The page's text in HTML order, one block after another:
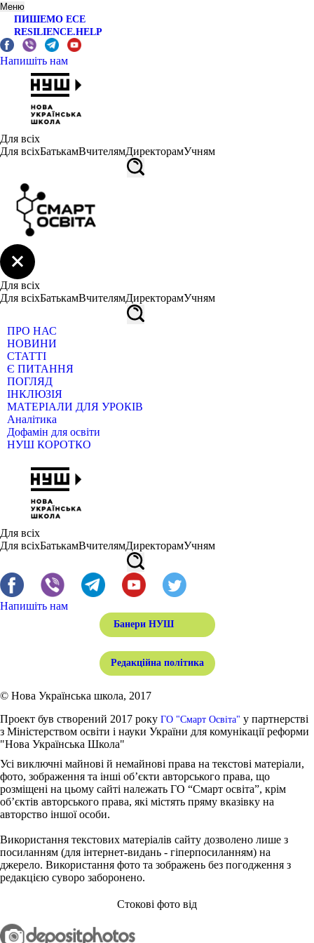
Меню
ПИШЕМО ЕСЕ
RESILIENCE.HELP
Напишіть нам
Для всіх
Для всіхБатькамВчителямДиректорамУчням
Для всіх
Для всіхБатькамВчителямДиректорамУчням
ПРО НАС
НОВИНИ
СТАТТІ
Є ПИТАННЯ
ПОГЛЯД
ІНКЛЮЗІЯ
МАТЕРІАЛИ ДЛЯ УРОКІВ
Аналітика
Дофамін для освіти
НУШ КОРОТКО
Для всіх
Для всіхБатькамВчителямДиректорамУчням
Напишіть нам
Банери НУШ
Редакційна політика
© Нова Українська школа, 2017
Проект був створений 2017 року ГО "Смарт Освіта" у партнерстві
з Міністерством освіти і науки України для комунікації реформи
"Нова Українська Школа"
Усі виключні майнові й немайнові права на текстові матеріали,
фото, зображення та інші об’єкти авторського права, що
розміщені на цьому сайті належать ГО “Смарт освіта”, крім
об’єктів авторського права, які містять пряму вказівку на
авторство іншої особи.
Використання текстових матеріалів сайту дозволено лише з
посиланням (для інтернет-видань - гіперпосиланням) на
джерело. Використання фото та зображень без погодження з
редакцією суворо заборонено.
Стокові фото від